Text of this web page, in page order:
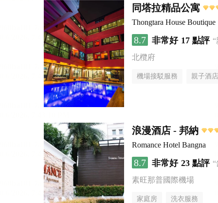
同塔拉精品公寓
Thongtara House Boutique
8.7 非常好 17 點評
北欖府
機場接駁服務 親子酒店
浪漫酒店 - 邦納
Romance Hotel Bangna
8.7 非常好 23 點評
素旺那普國際機場
家庭房 洗衣服務